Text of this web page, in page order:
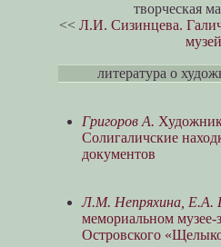
творческая
<< Л.И. Сизинцева.
музей
литература о
Григоров А.
Солигаличские
документов
Л.М. Непряхина, Е.А.
мемориальном
Островского